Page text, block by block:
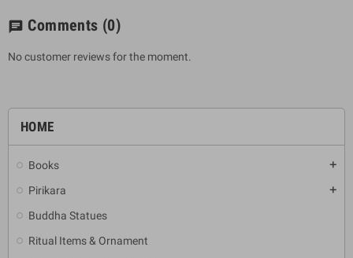
HOME
Books add
Pirikara add
Buddha Statues
Ritual Items & Ornament
chat Comments (0)
No customer reviews for the moment.